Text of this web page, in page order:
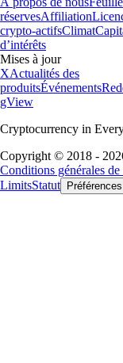
réservesAffiliation
crypto-actifsClimat
d’intérêts
Mises à jour
XActualités des
produitsÉvénements
gView
Cryptocurrency in
Copyright © 2018 -
Conditions générales
LimitsStatut